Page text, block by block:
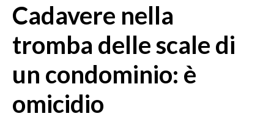
MEDIO CAMPIDANO
SASSARI E PROVINCIA
NUORO E PROVINCIA
OGLIASTRA
Cadavere nella
tromba delle scale di
un condominio: è
omicidio